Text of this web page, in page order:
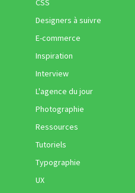
CSS
Designers à suivre
E-commerce
Inspiration
Interview
L'agence du jour
Photographie
Ressources
Tutoriels
Typographie
UX